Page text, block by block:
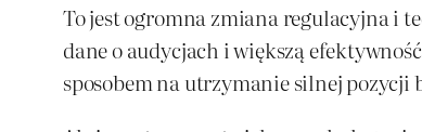
To jest ogromna zmiana regulacyjna i
dane o audycjach i większą
sposobem na utrzymanie silnej pozycji